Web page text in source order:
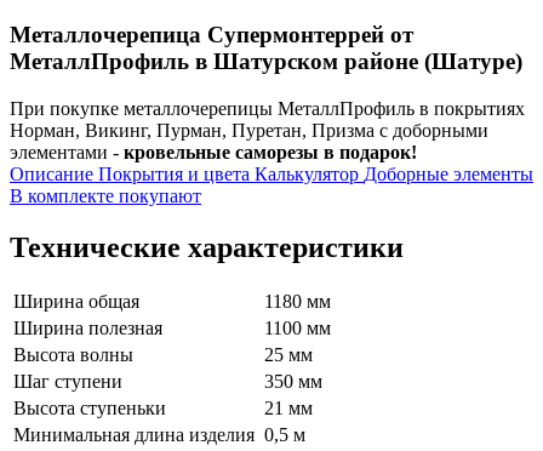
Металлочерепица Супермонтеррей от
МеталлПрофиль в Шатурском районе (Шатуре)
При покупке металлочерепицы МеталлПрофиль в покрытиях
Норман, Викинг, Пурман, Пуретан, Призма с доборными
элементами - кровельные саморезы в подарок!
Описание Покрытия и цвета Калькулятор Доборные элементы
В комплекте покупают
Технические характеристики
Ширина общая
1180 мм
Ширина полезная
1100 мм
Высота волны
25 мм
Шаг ступени
350 мм
Высота ступеньки
21 мм
Минимальная длина изделия 0,5 м